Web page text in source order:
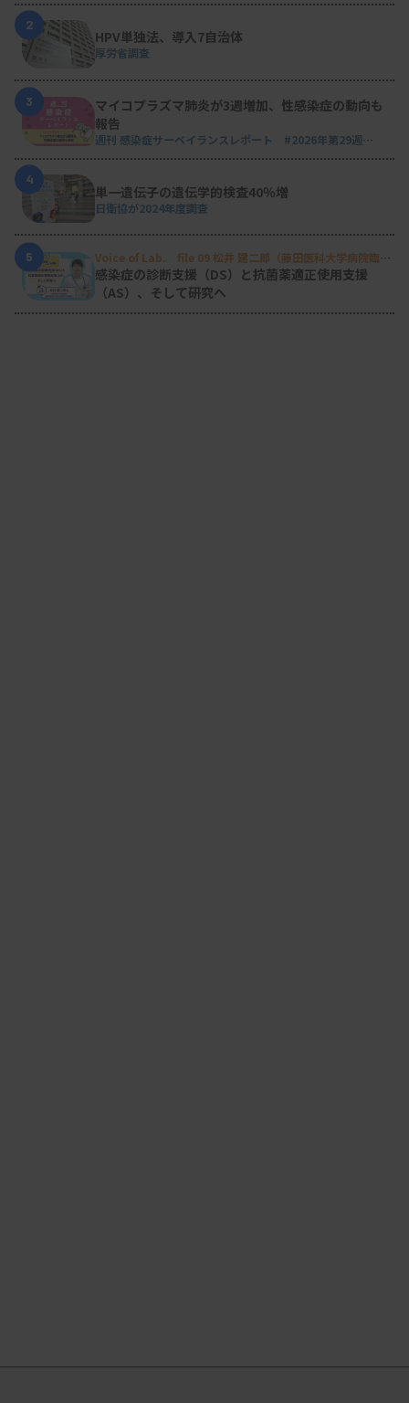
2
HPV単独法、導入7自治体
厚労省調査
3
マイコプラズマ肺炎が3週増加、性感染症の動向も
報告
週刊 感染症サーベイランスレポート #2026年第29週
4
単一遺伝子の遺伝学的検査40％増
日衛協が2024年度調査
5
Voice of Lab. file 09 松井 建二郎（藤田医科大学病院臨床
検査部微生物遺伝子検査室）
感染症の診断支援（DS）と抗菌薬適正使用支援
（AS）、そして研究へ